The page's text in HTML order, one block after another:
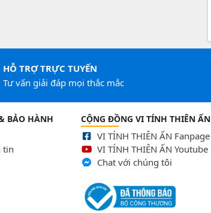
HỖ TRỢ TRỰC TUYẾN
Tư vấn giải đáp mọi thắc mắc
BẢO HÀNH
tin
CỘNG ĐỒNG VI TÍNH THIÊN ẤN
VI TÍNH THIÊN ẤN Fanpage
VI TÍNH THIÊN ẤN Youtube
Chat với chúng tôi